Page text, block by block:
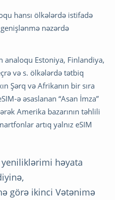
hansı ölkələrdə istifadə
nəzərdə
analoqu Estoniya, Finlandiya,
və s. ölkələrdə tətbiq
Şərq və Afrikanın bir sıra
ə əsaslanan “Asan İmza”
Amerika bazarının təhlili
artıq yalnız eSIM
yeniliklərimi həyata
görə ikinci Vətənimə